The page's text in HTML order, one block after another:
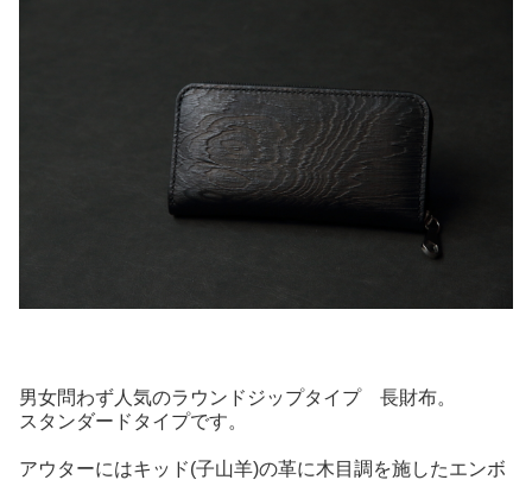
男女問わず人気のラウンドジップタイプ 長財布。
スタンダードタイプです。
アウターにはキッド(子山羊)の革に木目調を施したエンボ